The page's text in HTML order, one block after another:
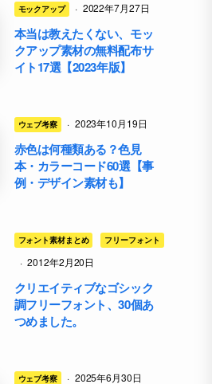
モックアップ · 2022年7月27日
本当は教えたくない、モッ
クアップ素材の無料配布サ
イト17選【2023年版】
ウェブ考察 · 2023年10月19日
赤色は何種類ある？色見
本・カラーコード60選【事
例・デザイン素材も】
フォント素材まとめ フリーフォント
· 2012年2月20日
クリエイティブなゴシック
調フリーフォント、30個あ
つめました。
ウェブ考察 · 2025年6月30日